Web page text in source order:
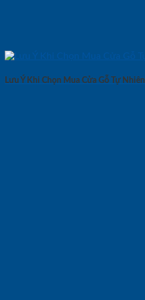
Lưu Ý Khi Chọn Mua Cửa Gỗ Tự Nhiên